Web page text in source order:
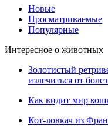
Новые
Просматриваемые
Популярные
Интересное о животных
Золотистый
излечиться от
Как видит мир
Кот-ловкач из